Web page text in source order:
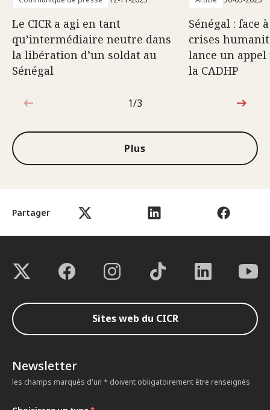
Partager
Le CICR a agi en tant
qu’intermédiaire neutre dans
la libération d’un soldat au
Sénégal
Sénégal : face
crises
lance un
la CADHP
1sur3
1/3
Plus
Sites web du CICR
Newsletter
les champs marqués d'un * doivent obligatoirement être renseignés